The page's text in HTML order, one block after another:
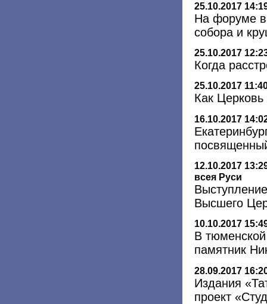
25.10.2017
На форуме в
собора и
25.10.2017
Когда
25.10.2017
Как
16.10.2017
12.10.2017
всея Руси
Высшего
10.10.2017
В
памятник
28.09.2017
Издания
проект